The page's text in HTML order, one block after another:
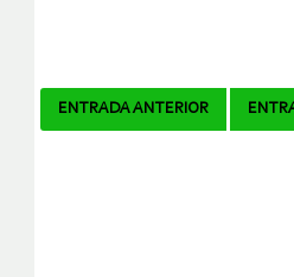
Navegador
ENTRADA ANTERIOR